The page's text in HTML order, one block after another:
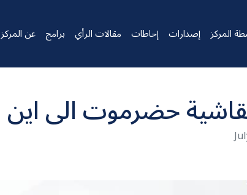
عن المركز برامج مقالات الرأي إحاطات إصدارات المركز
حضرموت الى اين